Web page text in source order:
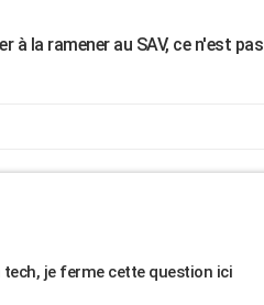
à la ramener au SAV, ce n'est pas
je ferme cette question ici